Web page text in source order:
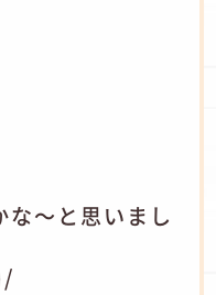
な～と思いまし